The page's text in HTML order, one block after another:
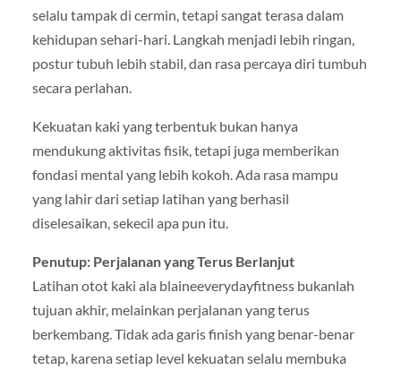
selalu tampak di cermin, tetapi sangat terasa dalam
kehidupan sehari-hari. Langkah menjadi lebih ringan,
postur tubuh lebih stabil, dan rasa percaya diri tumbuh
secara perlahan.
Kekuatan kaki yang terbentuk bukan hanya
mendukung aktivitas fisik, tetapi juga memberikan
fondasi mental yang lebih kokoh. Ada rasa mampu
yang lahir dari setiap latihan yang berhasil
diselesaikan, sekecil apa pun itu.
Penutup: Perjalanan yang Terus Berlanjut
Latihan otot kaki ala blaineeverydayfitness bukanlah
tujuan akhir, melainkan perjalanan yang terus
berkembang. Tidak ada garis finish yang benar-benar
tetap, karena setiap level kekuatan selalu membuka